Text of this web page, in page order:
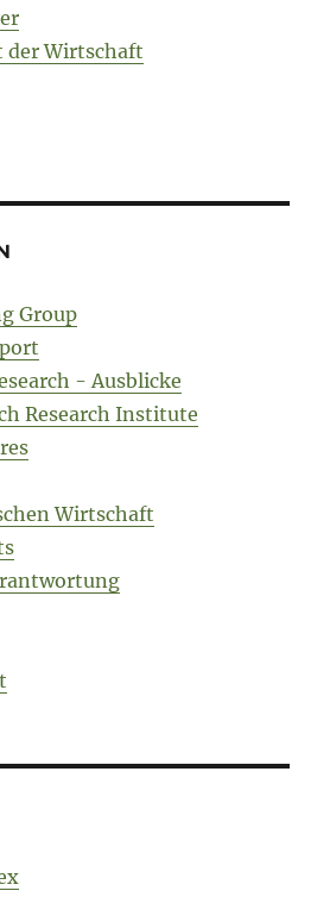
der Wirtschaft
Group
- Ausblicke
Research Institute
Wirtschaft